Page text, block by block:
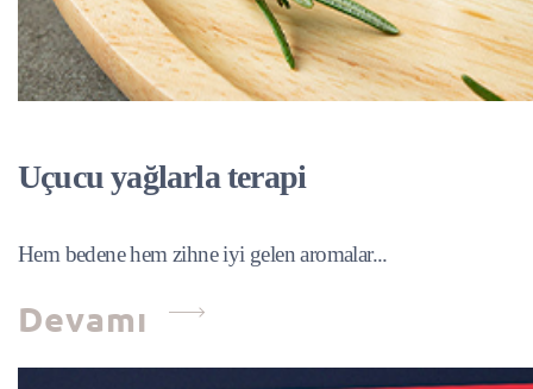
Uçucu yağlarla terapi
Hem bedene hem zihne iyi gelen aromalar...
Devamı